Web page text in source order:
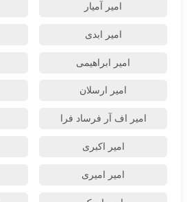
امیر آمیار
امیر ابدی
امیر ابراهیمی
امیر ارسلان
امیر اف آر فرساد فرا
امیر اکبری
امیر امیری